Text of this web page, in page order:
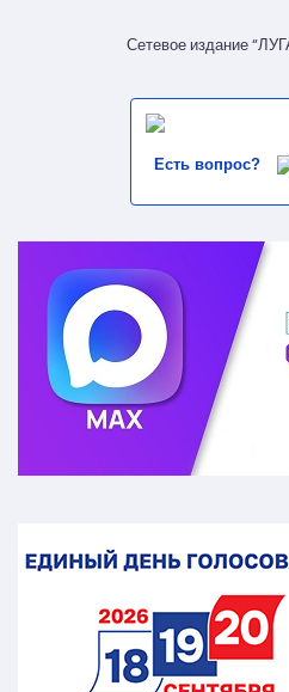
Сетевое издание
Есть вопрос?